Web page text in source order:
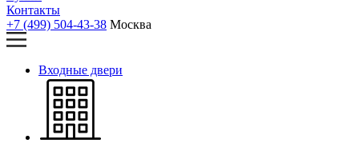
Контакты
+7 (499) 504-43-38 Москва
Входные двери